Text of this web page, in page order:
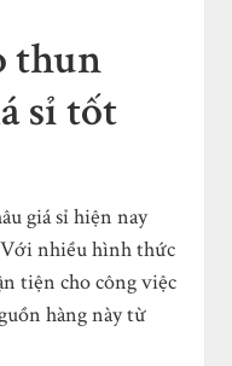
thun
sỉ tốt
giá sỉ hiện nay
nhiều hình thức
tiện cho công việc
hàng này từ